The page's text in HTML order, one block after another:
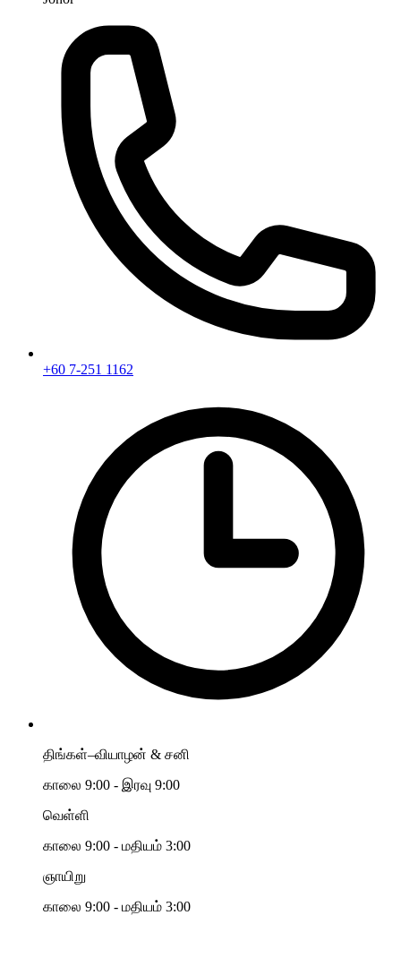
+60 7-251 1162
திங்கள்–வியாழன் & சனி
காலை 9:00 - இரவு 9:00
வெள்ளி
காலை 9:00 - மதியம் 3:00
ஞாயிறு
காலை 9:00 - மதியம் 3:00